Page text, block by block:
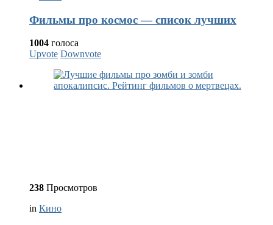
Фильмы про космос — список лучших
1004 голоса
Upvote Downvote
238 Просмотров
in Кино